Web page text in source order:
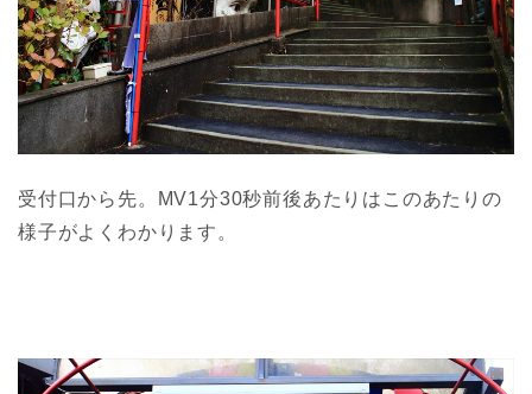
受付口から先。MV1分30秒前後あたりはこのあたりの
様子がよくわかります。